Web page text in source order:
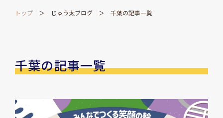
トップ じゅう太ブログ 千葉の記事一覧
千葉の記事一覧